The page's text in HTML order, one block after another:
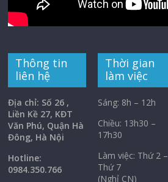
Thông tin
liên hệ
Địa chỉ: Số 26 ,
Liền Kề 27, KĐT
Văn Phú, Quận Hà
Đông, Hà Nội
Hotline:
0984.350.766
Thời gian
làm việc
Sáng: 8h – 12h
Chiều: 13h30 –
17h30
Làm việc: Thứ 2 –
Thứ 7
(Nghỉ CN)